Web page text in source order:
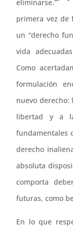
eliminarse.”
primera vez de
un “derecho
vida
Como
formulación
nuevo
libertad y a
fundamentales
derecho
absoluta
comporta
futuras, como
En lo que